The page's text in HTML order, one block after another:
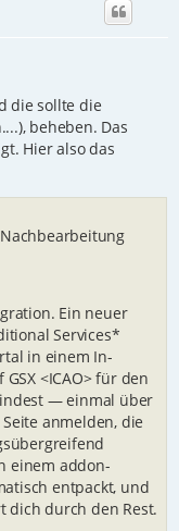
die sollte die
beheben. Das
Hier also das
Ein neuer
Services*
in einem In-
<ICAO> für den
— einmal über
anmelden, die
einem addon-
entpackt, und
dich durch den Rest.